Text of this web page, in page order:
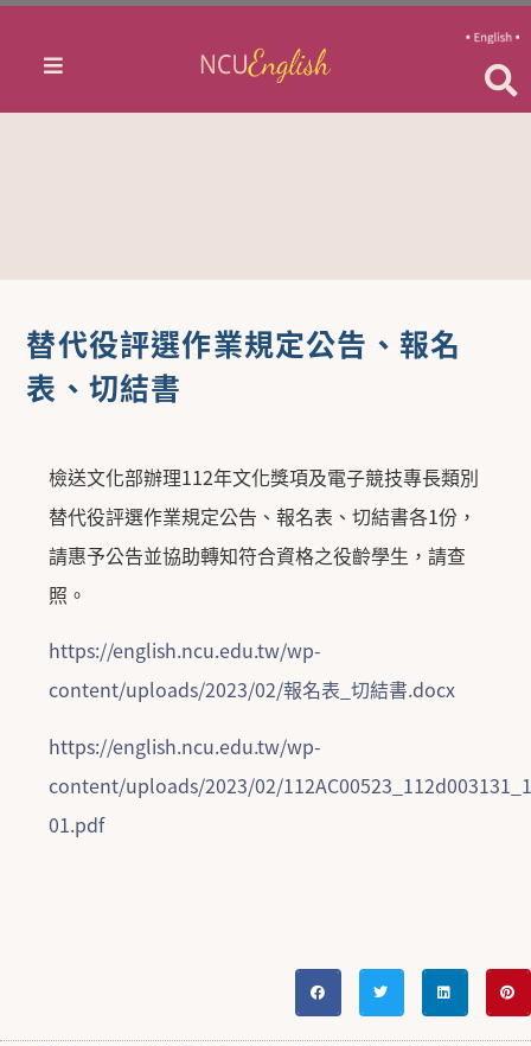
替代役評選作業規定公告、報名
表、切結書
檢送文化部辦理112年文化獎項及電子競技專長類別
替代役評選作業規定公告、報名表、切結書各1份，
請惠予公告並協助轉知符合資格之役齡學生，請查
照。
https://english.ncu.edu.tw/wp-
content/uploads/2023/02/報名表_切結書.docx
https://english.ncu.edu.tw/wp-
content/uploads/2023/02/
01.pdf